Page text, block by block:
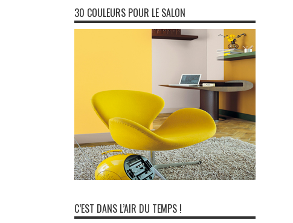
30 COULEURS POUR LE SALON
C’EST DANS L’AIR DU TEMPS !